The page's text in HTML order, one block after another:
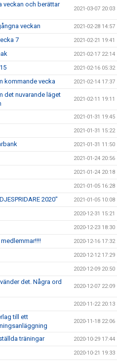
veckan och berättar
2021-03-07 20:03
veckan 2021-02-28 14:57
7 2021-02-21 19:41
2021-02-17 22:14
2021-02-16 05:32
kommande vecka 2021-02-14 17:37
det nuvarande läget
2021-02-11 19:11
2021-01-31 19:45
2021-01-31 15:22
2021-01-31 11:50
2021-01-24 20:56
2021-01-24 20:18
2021-01-05 16:28
2020" 2021-01-05 10:08
2020-12-31 15:21
2020-12-23 18:30
2020-12-16 17:32
2020-12-12 17:29
2020-12-09 20:50
det. Några ord
2020-12-07 22:09
2020-11-22 20:13
till ett
2020-11-18 22:06
träningar 2020-10-29 17:44
2020-10-21 19:33